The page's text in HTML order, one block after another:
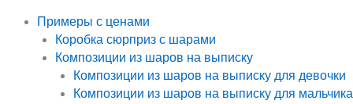
Примеры с ценами
Коробка сюрприз с шарами
Композиции из шаров на выписку
Композиции из шаров на выписку для девочки
Композиции из шаров на выписку для мальчика